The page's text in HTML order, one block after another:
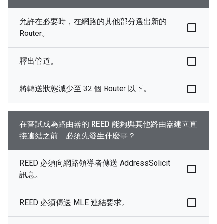
允許在必要時，在網路的其他部分選出新的
Router。
釋出管道。
將轉送狀態減少至 32 個 Router 以下。
在嘗試成為路由器的 REED 能夠與其他路由器建立直
接連結之前，必須先發生什麼事？
REED 必須向網路領導者傳送 AddressSolicit
訊息。
REED 必須傳送 MLE 連結要求。